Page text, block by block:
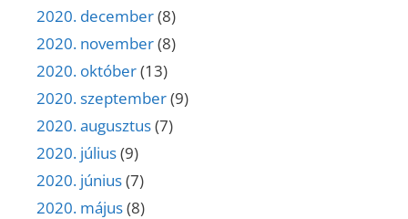
2020. december(8)
2020. november(8)
2020. október(13)
2020. szeptember(9)
2020. augusztus(7)
2020. július(9)
2020. június(7)
2020. május(8)